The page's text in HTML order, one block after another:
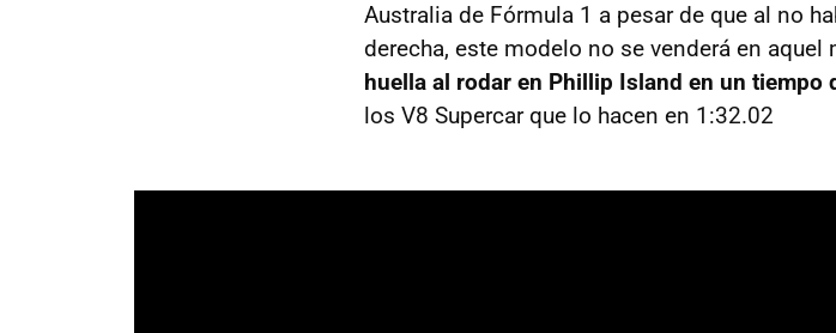
Australia de Fórmula 1 a pesar de que al no
derecha, este modelo no se venderá en aquel
huella al rodar en Phillip Island en un tiempo
los V8 Supercar que lo hacen en 1:32.02